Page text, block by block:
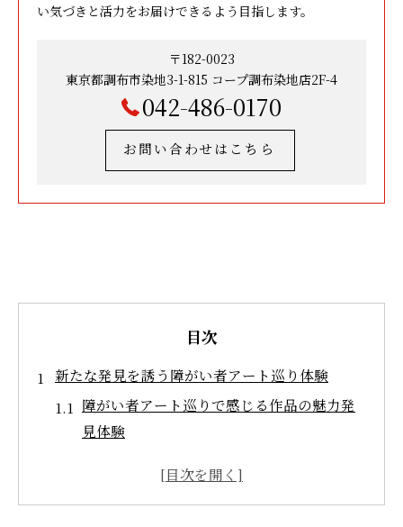
い気づきと活力をお届けできるよう目指します。
〒182-0023
東京都調布市染地3-1-815 コープ調布染地店2F-4
042-486-0170
お問い合わせはこちら
目次
新たな発見を誘う障がい者アート巡り体験
障がい者アート巡りで感じる作品の魅力発
見体験